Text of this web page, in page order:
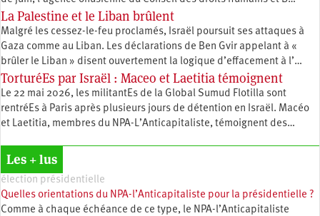
La Palestine et le Liban brûlent
Malgré les cessez-le-feu proclamés, Israël poursuit ses attaques à
Gaza comme au Liban. Les déclarations de Ben Gvir appelant à «
brûler le Liban » disent ouvertement la logique d’effacement à l’…
TorturéEs par Israël : Maceo et Laetitia témoignent
Le 22 mai 2026, les militantEs de la Global Sumud Flotilla sont
rentréEs à Paris après plusieurs jours de détention en Israël. Macéo
et Laetitia, membres du ‪NPA-L’Anticapitaliste, témoignent des…
Les + lus
élection présidentielle
Quelles orientations du NPA-l’Anticapitaliste pour la présidentielle ?
Comme à chaque échéance de ce type, le NPA-l’Anticapitaliste